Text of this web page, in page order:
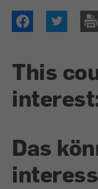
This
Das